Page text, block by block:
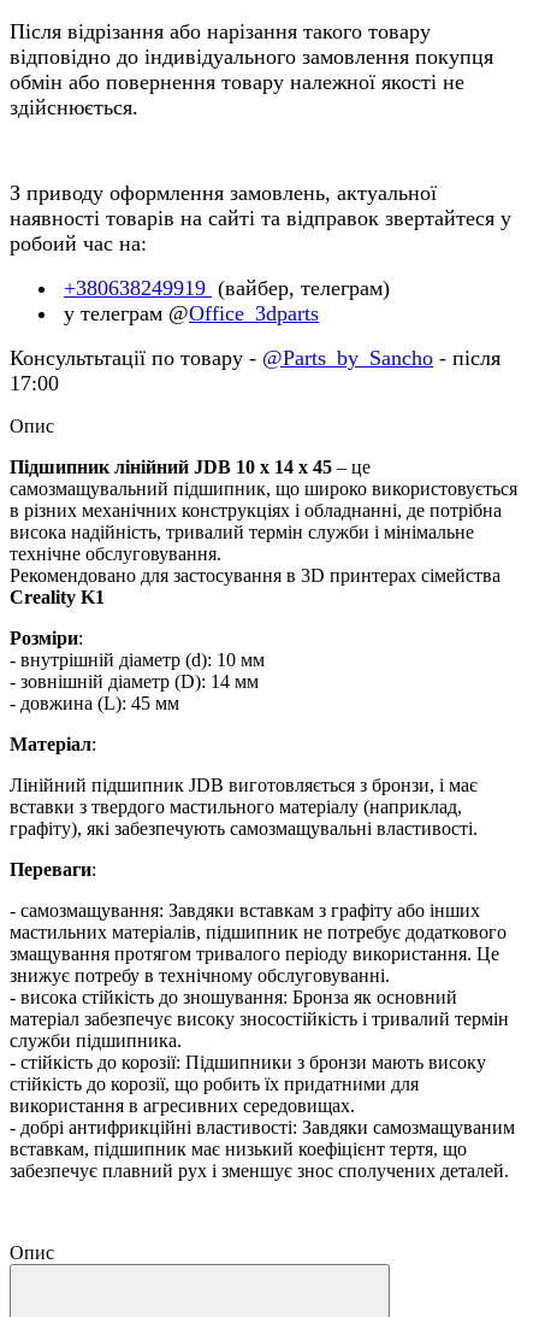
Після відрізання або нарізання такого товару
відповідно до індивідуального замовлення покупця
обмін або повернення товару належної якості не
здійснюється.
З приводу оформлення замовлень, актуальної
наявності товарів на сайті та відправок звертайтеся у
робоий час на:
+380638249919 (вайбер, телеграм)
у телеграм @Office_3dparts
Консультьтації по товару - @Parts_by_Sancho - після
17:00
Опис
Підшипник лінійний JDB 10 х 14 х 45 – це
самозмащувальний підшипник, що широко використовується
в різних механічних конструкціях і обладнанні, де потрібна
висока надійність, тривалий термін служби і мінімальне
технічне обслуговування.
Рекомендовано для застосування в 3D принтерах сімейства
Creality K1
Розміри:
- внутрішній діаметр (d): 10 мм
- зовнішній діаметр (D): 14 мм
- довжина (L): 45 мм
Матеріал:
Лінійний підшипник JDB виготовляється з бронзи, і має
вставки з твердого мастильного матеріалу (наприклад,
графіту), які забезпечують самозмащувальні властивості.
Переваги:
- самозмащування: Завдяки вставкам з графіту або інших
мастильних матеріалів, підшипник не потребує додаткового
змащування протягом тривалого періоду використання. Це
знижує потребу в технічному обслуговуванні.
- висока стійкість до зношування: Бронза як основний
матеріал забезпечує високу зносостійкість і тривалий термін
служби підшипника.
- стійкість до корозії: Підшипники з бронзи мають високу
стійкість до корозії, що робить їх придатними для
використання в агресивних середовищах.
- добрі антифрикційні властивості: Завдяки самозмащуваним
вставкам, підшипник має низький коефіцієнт тертя, що
забезпечує плавний рух і зменшує знос сполучених деталей.
Опис